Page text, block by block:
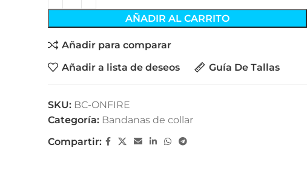
AÑADIR AL CARRITO
Añadir para comparar
Añadir a lista de deseos
Guía De Tallas
SKU: BC-ONFIRE
Categoría: Bandanas de collar
Compartir: